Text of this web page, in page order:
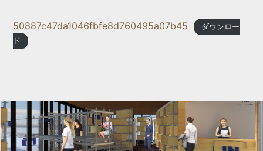
50887c47da1046fbfe8d760495a07b45
ダウンロー
ド